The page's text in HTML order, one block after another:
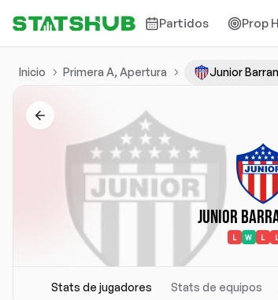
Partidos Prop
Inicio Primera A, Apertura Junior
Junior
L W L L
Stats de jugadores Stats de equipos